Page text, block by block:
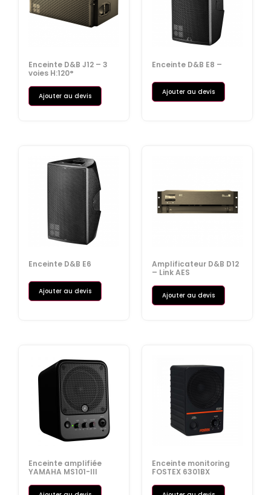
Enceinte D&B J12 – 3
voies H:120°
Ajouter au devis
Enceinte D&B E8 –
Ajouter au devis
Enceinte D&B E6
Ajouter au devis
Amplificateur D&B D12
– Link AES
Ajouter au devis
Enceinte amplifiée
YAMAHA MS101-III
Enceinte monitoring
FOSTEX 6301BX